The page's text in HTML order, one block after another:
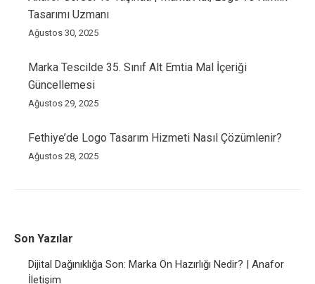
Tasarımı Uzmanı
Ağustos 30, 2025
Marka Tescilde 35. Sınıf Alt Emtia Mal İçeriği
Güncellemesi
Ağustos 29, 2025
Fethiye’de Logo Tasarım Hizmeti Nasıl Çözümlenir?
Ağustos 28, 2025
Son Yazılar
Dijital Dağınıklığa Son: Marka Ön Hazırlığı Nedir? | Anafor
İletişim